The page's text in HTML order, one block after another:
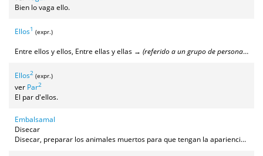
Bien lo vaga ello.
Ellos1 (expr.)
Entre ellos y ellos, Entre ellas y ellas → (referido a un grupo de personas) Cuando hacen algo sin contar con nadie más, bien porque no lo necesitan, bien porque no quieren
Ellos2 (expr.)
ver Par2
El par d'ellos.
Embalsamal
Disecar
Disecar, preparar los animales muertos para que tengan la apariencia de cuando estaban vivos.